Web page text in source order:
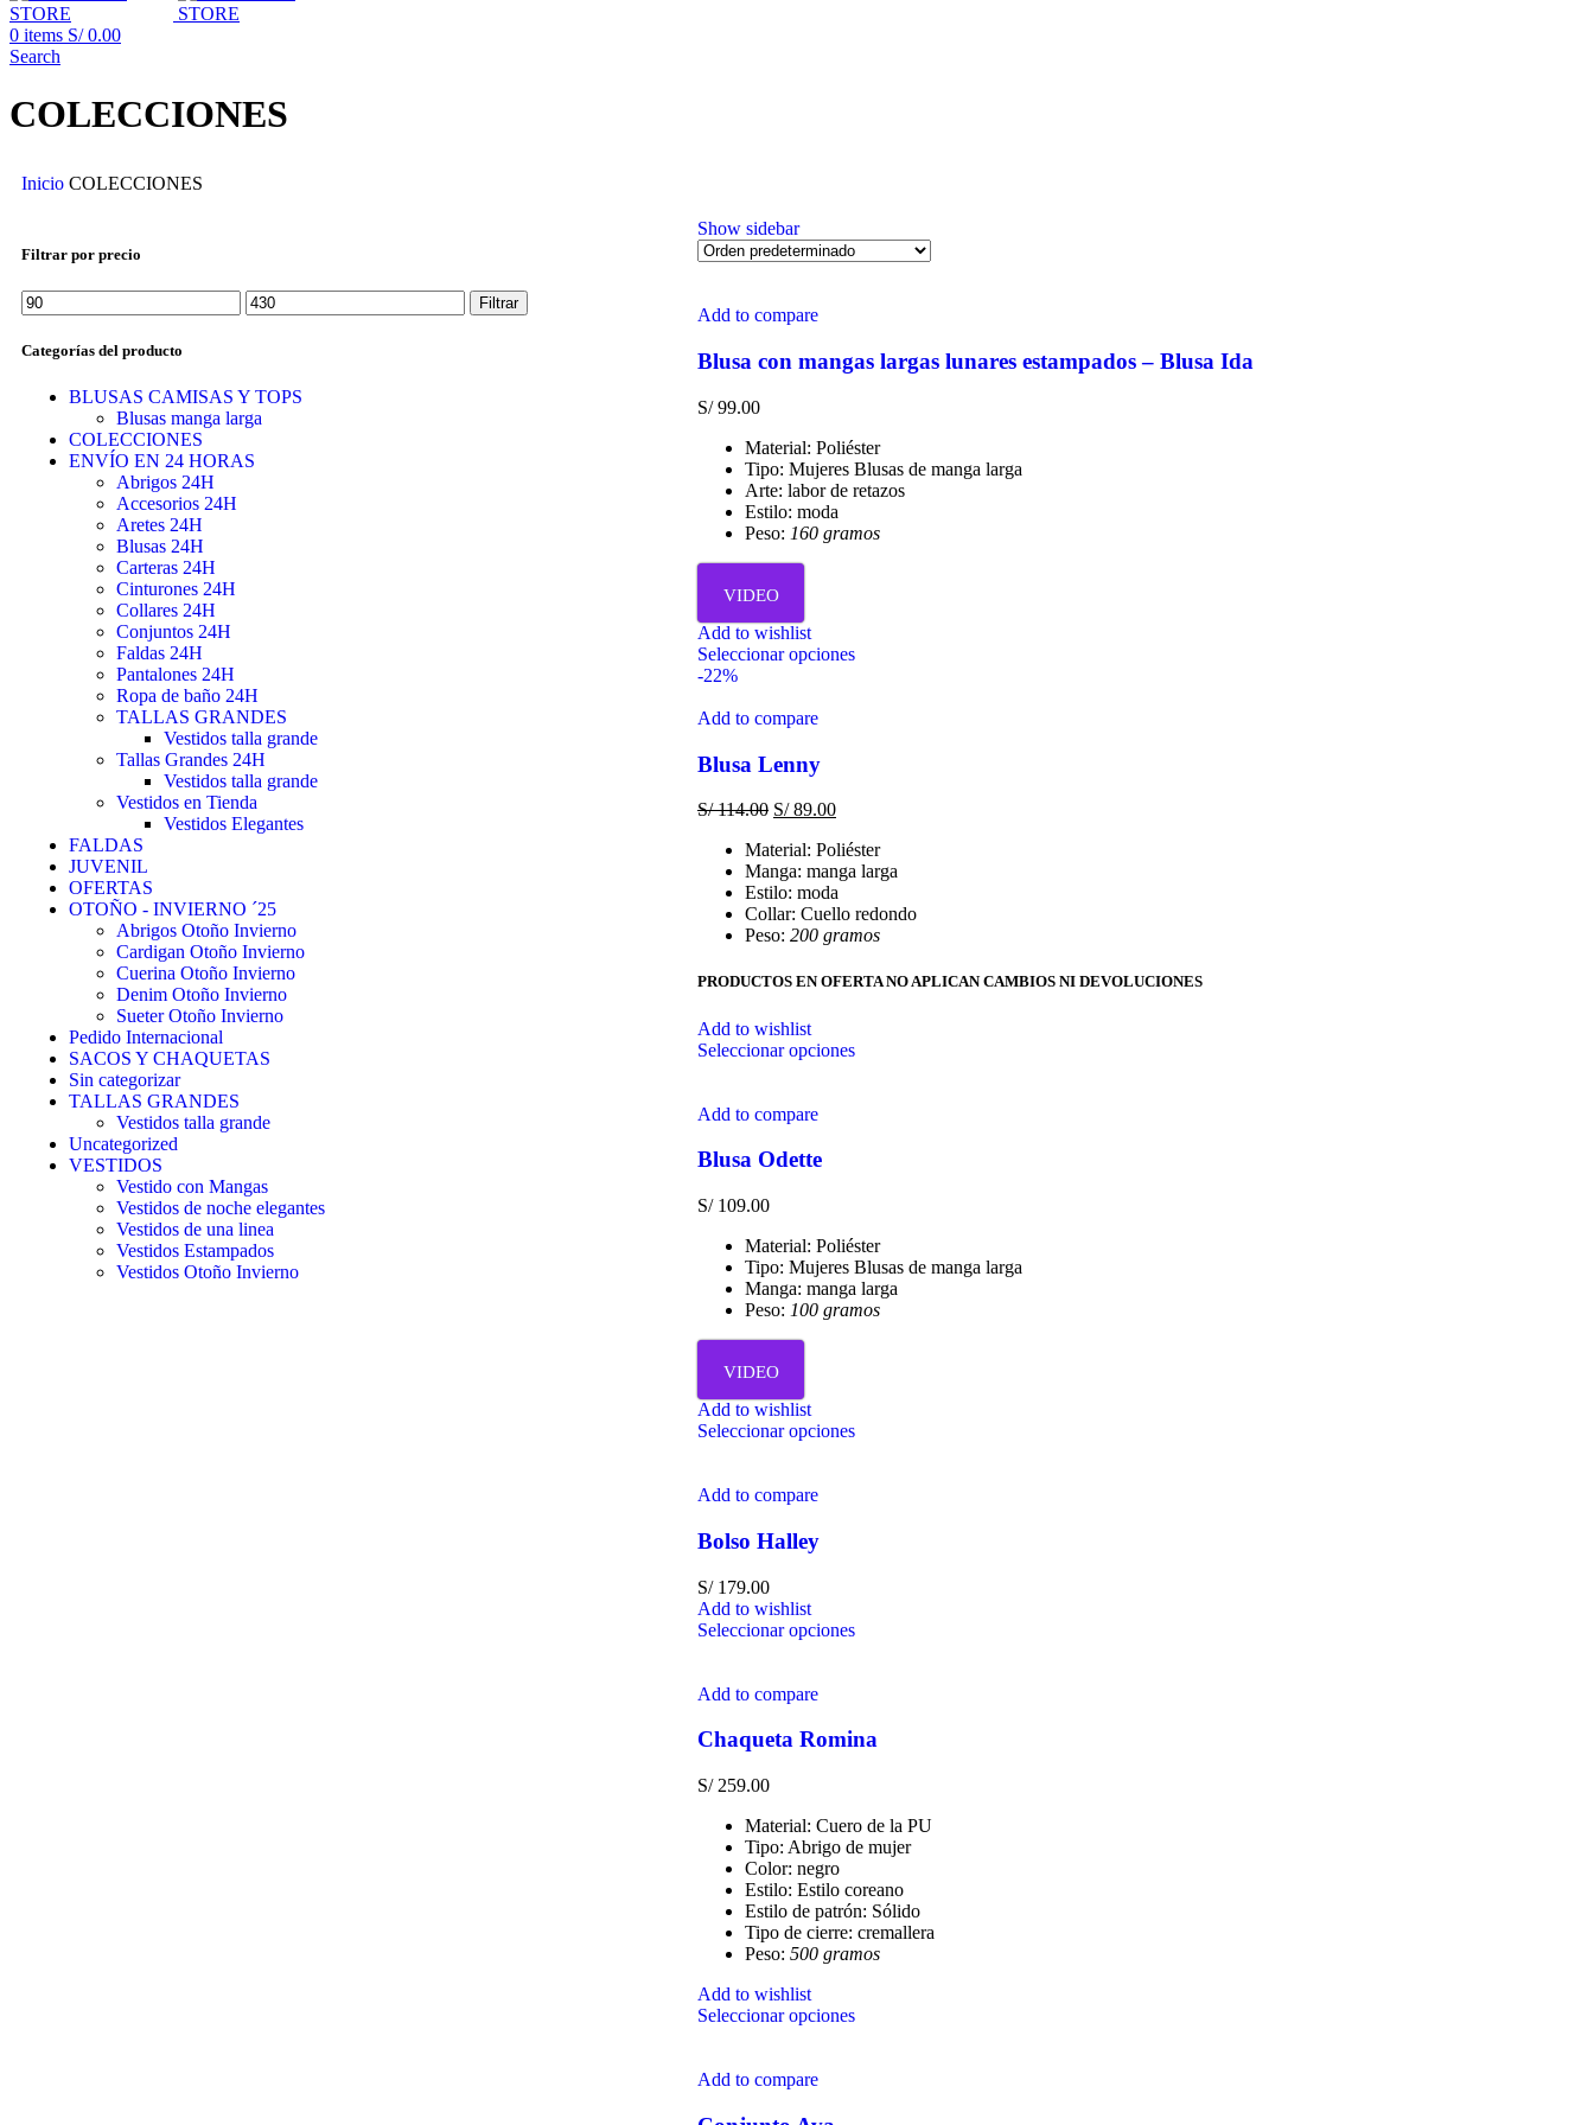
0 items S/0.00
Search
COLECCIONES
Inicio COLECCIONES
Filtrar por precio
Filtrar
Categorías del producto
BLUSAS CAMISAS Y TOPS
Blusas manga larga
COLECCIONES
ENVÍO EN 24 HORAS
Abrigos 24H
Accesorios 24H
Aretes 24H
Blusas 24H
Carteras 24H
Cinturones 24H
Collares 24H
Conjuntos 24H
Faldas 24H
Pantalones 24H
Ropa de baño 24H
TALLAS GRANDES
Vestidos talla grande
Tallas Grandes 24H
Vestidos talla grande
Vestidos en Tienda
Vestidos Elegantes
FALDAS
JUVENIL
OFERTAS
OTOÑO - INVIERNO ´25
Abrigos Otoño Invierno
Cardigan Otoño Invierno
Cuerina Otoño Invierno
Denim Otoño Invierno
Sueter Otoño Invierno
Pedido Internacional
SACOS Y CHAQUETAS
Sin categorizar
TALLAS GRANDES
Vestidos talla grande
Uncategorized
VESTIDOS
Vestido con Mangas
Vestidos de noche elegantes
Vestidos de una linea
Vestidos Estampados
Vestidos Otoño Invierno
Show sidebar
Add to compare
Blusa con mangas largas lunares estampados – Blusa Ida
S/99.00
Material: Poliéster
Tipo: Mujeres Blusas de manga larga
Arte: labor de retazos
Estilo: moda
Peso: 160 gramos
VIDEO
Add to wishlist
Seleccionar opciones
-22%
Add to compare
Blusa Lenny
S/114.00 S/89.00
Material: Poliéster
Manga: manga larga
Estilo: moda
Collar: Cuello redondo
Peso: 200 gramos
PRODUCTOS EN OFERTA NO APLICAN CAMBIOS NI DEVOLUCIONES
Add to wishlist
Seleccionar opciones
Add to compare
Blusa Odette
S/109.00
Material: Poliéster
Tipo: Mujeres Blusas de manga larga
Manga: manga larga
Peso: 100 gramos
VIDEO
Add to wishlist
Seleccionar opciones
Add to compare
Bolso Halley
S/179.00
Add to wishlist
Seleccionar opciones
Add to compare
Chaqueta Romina
S/259.00
Material: Cuero de la PU
Tipo: Abrigo de mujer
Color: negro
Estilo: Estilo coreano
Estilo de patrón: Sólido
Tipo de cierre: cremallera
Peso: 500 gramos
Add to wishlist
Seleccionar opciones
Add to compare